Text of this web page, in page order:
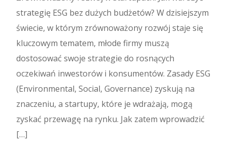
strategię ESG bez dużych budżetów? W dzisiejszym
świecie, w którym zrównoważony rozwój staje się
kluczowym tematem, młode firmy muszą
dostosować swoje strategie do rosnących
oczekiwań inwestorów i konsumentów. Zasady ESG
(Environmental, Social, Governance) zyskują na
znaczeniu, a startupy, które je wdrażają, mogą
zyskać przewagę na rynku. Jak zatem wprowadzić
[…]